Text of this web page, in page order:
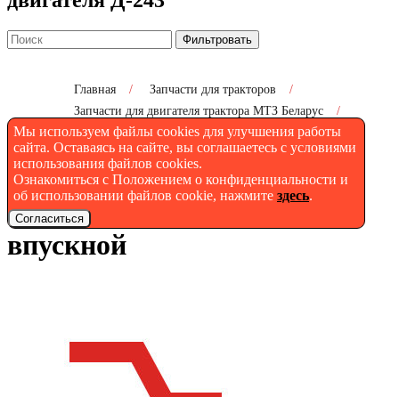
Мы используем файлы cookies для улучшения работы
сайта. Оставаясь на сайте, вы соглашаетесь с условиями
использования файлов cookies.
Ознакомиться с Положением о конфиденциальности и
об использовании файлов cookie, нажмите здесь.
Согласиться
Фильтровать
Главная / Запчасти для тракторов
/
Запчасти для двигателя трактора МТЗ Беларус
/
260-1007014-А1 Клапан впускной для двигателя
Д-243
260-1007014-А1 Клапан
впускной